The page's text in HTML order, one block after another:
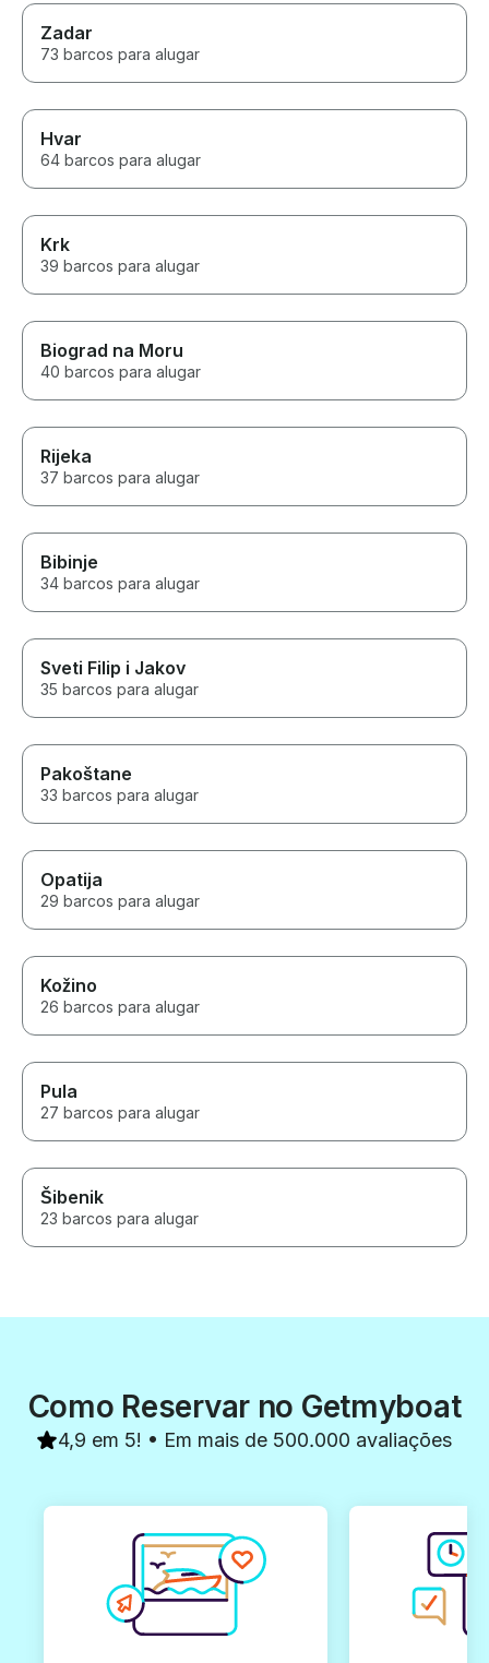
Zadar
73 barcos para alugar
Hvar
64 barcos para alugar
Krk
39 barcos para alugar
Biograd na Moru
40 barcos para alugar
Rijeka
37 barcos para alugar
Bibinje
34 barcos para alugar
Sveti Filip i Jakov
35 barcos para alugar
Pakoštane
33 barcos para alugar
Opatija
29 barcos para alugar
Kožino
26 barcos para alugar
Pula
27 barcos para alugar
Šibenik
23 barcos para alugar
Como Reservar no Getmyboat
4,9 em 5! • Em mais de 500.000 avaliações